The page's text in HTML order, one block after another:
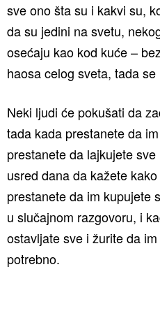
sve ono šta su i kakvi su,
da su jedini na svetu,
osećaju kao kod kuće –
haosa celog sveta, tada se
Neki ljudi će pokušati da
tada kada prestanete da
prestanete da lajkujete
usred dana da kažete
prestanete da im kupujete
u slučajnom razgovoru, i
ostavljate sve i žurite da
potrebno.